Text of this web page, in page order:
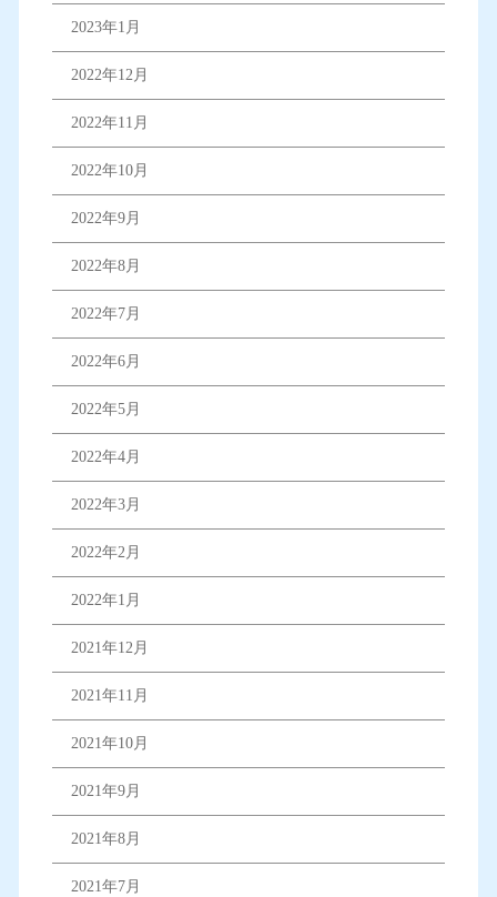
2023年1月
2022年12月
2022年11月
2022年10月
2022年9月
2022年8月
2022年7月
2022年6月
2022年5月
2022年4月
2022年3月
2022年2月
2022年1月
2021年12月
2021年11月
2021年10月
2021年9月
2021年8月
2021年7月